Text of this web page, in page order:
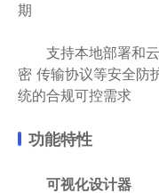
期
支持本地部署和云
密 传输协议等安全防
统的合规可控需求
功能特性
可视化设计器